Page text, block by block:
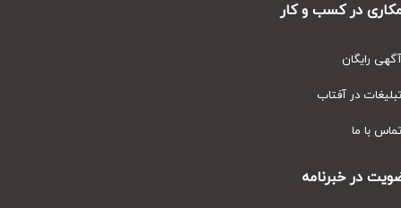
در کسب و کار
رایگان
در آفتاب
با ما
در خبرنامه